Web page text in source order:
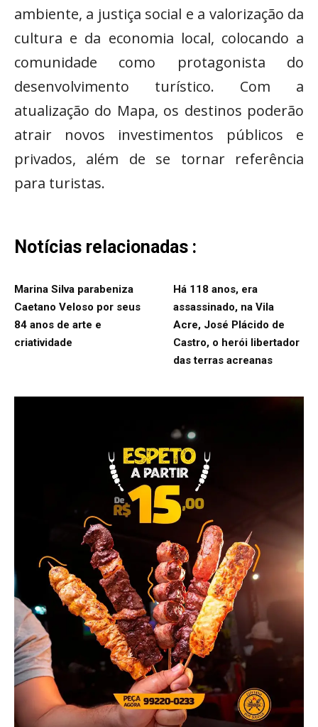
ambiente, a justiça social e a valorização da
cultura e da economia local, colocando a
comunidade como protagonista do
desenvolvimento turístico. Com a
atualização do Mapa, os destinos poderão
atrair novos investimentos públicos e
privados, além de se tornar referência
para turistas.
Notícias relacionadas :
Marina Silva parabeniza
Caetano Veloso por seus
84 anos de arte e
criatividade
Há 118 anos, era
assassinado, na Vila
Acre, José Plácido de
Castro, o herói libertador
das terras acreanas